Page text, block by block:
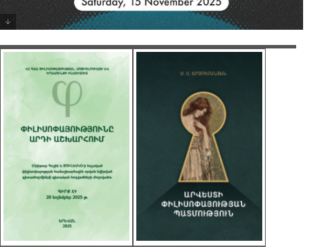
This year, FPCI, together with @GlblCtzn,
proudly presents the 6th edition of
@GlobalTownHall with the theme “The Future
uniting civil societies, leading thinkers, and world
leaders from across the globe—all coming
together to address the defining issues of our
time. Mark your calendars: Saturday, 15
November 2025. Registration is now OPEN at
globaltownhall2025.com. Free e-certificates for
participants! #GlobalTownHall #GTH2025